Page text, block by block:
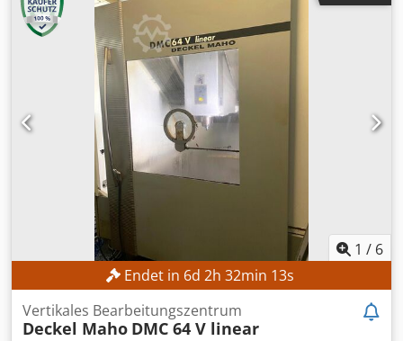
Heidenhain TNC530, Spindeldrehzahl (max.):
Kein Mindestpreis - garantierter Verkauf zum höchsten
Gebot! TECHNISCHE DETAILS Verfahrweg X-Achse: 1.200
mm Verfahrweg Y-Achse: 700 mm Verfahrweg Z-Achse: 750
mm Spindeldrehzahl: 8.000 U/min Csdezpwykepfx Ahzjha
MASCHINEN-DETAILS Steuerungsmodell: Heidenhain TNC
530 Betriebsspannung: 400 V / 50 Hz Steuerspannung: 24 V
Leistung: 35 kVA Nennstrom: 50 A Hauptsicherung: 6,3 A
Betriebsstunden Spindelstunden: 5.238 h
Einschaltstunden Steuerung: 17.705 h
1 / 6
Endet in 6d 2h 32min 11s
Vertikales Bearbeitungszentrum
Deckel Maho DMC 64 V linear